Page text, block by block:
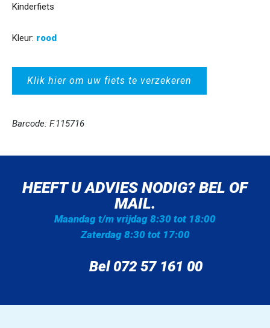
Kinderfiets
Kleur: rood
Klik hier om uw fiets te verzekeren
Barcode: F.115716
HEEFT U ADVIES NODIG? BEL OF
MAIL.
Maandag t/m vrijdag 8:30 tot 18:00
Zaterdag 8:30 tot 17:00
Bel 072 57 161 00